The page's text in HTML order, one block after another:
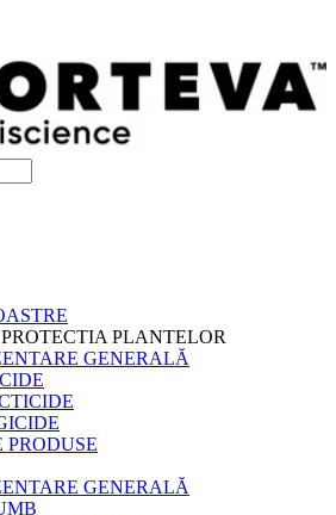
PLANTELOR
GENERALĂ
PRODUSE
GENERALĂ